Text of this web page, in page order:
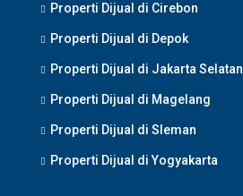
Properti Dijual di Cirebon
Properti Dijual di Depok
Properti Dijual di Jakarta Selatan
Properti Dijual di Magelang
Properti Dijual di Sleman
Properti Dijual di Yogyakarta